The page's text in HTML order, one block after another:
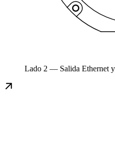
Lado 2 — Salida Ethernet y